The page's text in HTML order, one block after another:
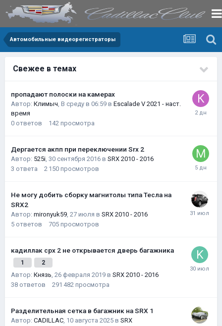
Автомобильные видеорегистраторы
Свежее в темах
пропадают полоски на камерах
Автор: Климыч, В среду в 06:59 в Escalade V 2021 - наст.
время
0 ответов 142 просмотра
Дергается акпп при переключении Srx 2
Автор: 525i, 30 сентября 2016 в SRX 2010 - 2016
3 ответа 2 150 просмотров
Не могу добить сборку магнитолы типа Тесла на
SRX2
Автор: mironyuk59, 27 июля в SRX 2010 - 2016
5 ответов 705 просмотров
кадиллак срх 2 не открывается дверь багажника
1 2
Автор: Князь, 26 февраля 2019 в SRX 2010 - 2016
38 ответов 291 482 просмотра
Разделительная сетка в багажник на SRX 1
Автор: CADILLAC, 10 августа 2025 в SRX